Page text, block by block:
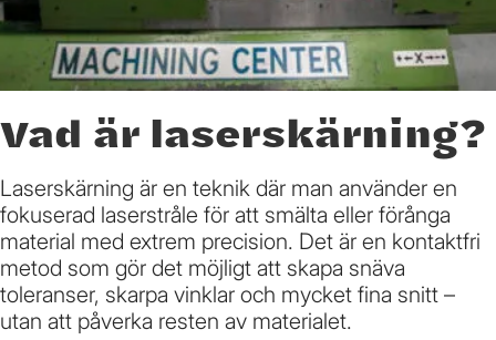
Vad är laserskärning?
Laserskärning är en teknik där man använder en
fokuserad laserstråle för att smälta eller förånga
material med extrem precision. Det är en kontaktfri
metod som gör det möjligt att skapa snäva
toleranser, skarpa vinklar och mycket fina snitt –
utan att påverka resten av materialet.